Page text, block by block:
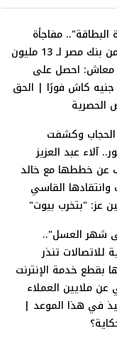
البطاقة".. مفاجأة
كبرى من بنك مصر لـ 13 مليون
احصل على
جنيه كاش فورًا | الحق
الحصرية
وكشفت
آلاء عبد العزيز
خططها مع خالد
القاسي
عز: "بتخرب بيوت"
شهر العسل"..
للاتصالات تنذر
بقطع خدمة الإنترنت
عن ملايين العملاء
في هذا الموعد |